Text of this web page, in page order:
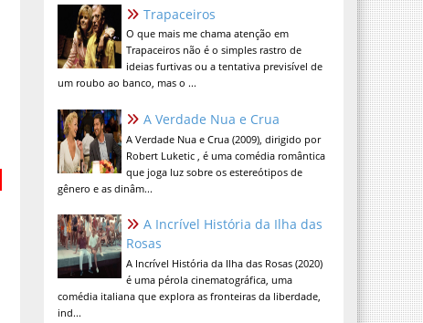
Trapaceiros
O que mais me chama atenção em
Trapaceiros não é o simples rastro de
ideias furtivas ou a tentativa previsível de
um roubo ao banco, mas o ...
A Verdade Nua e Crua
A Verdade Nua e Crua (2009), dirigido por
Robert Luketic , é uma comédia romântica
que joga luz sobre os estereótipos de
gênero e as dinâm...
A Incrível História da Ilha das
Rosas
A Incrível História da Ilha das Rosas (2020)
é uma pérola cinematográfica, uma
comédia italiana que explora as fronteiras da liberdade,
ind...